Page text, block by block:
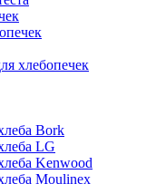
хлебопечек
Bork
LG
Kenwood
Moulinex